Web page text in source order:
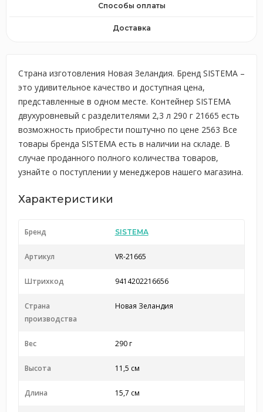
Способы оплаты
Доставка
Страна изготовления Новая Зеландия. Бренд SISTEMA –
это удивительное качество и доступная цена,
представленные в одном месте. Контейнер SISTEMA
двухуровневый с разделителями 2,3 л 290 г 21665 есть
возможность приобрести поштучно по цене 2563 Все
товары бренда SISTEMA есть в наличии на складе. В
случае проданного полного количества товаров,
узнайте о поступлении у менеджеров нашего магазина.
Характеристики
Бренд SISTEMA
Артикул VR-21665
Штрихкод 9414202216656
Страна
производства
Новая Зеландия
Вес 290 г
Высота 11,5 см
Длина 15,7 см